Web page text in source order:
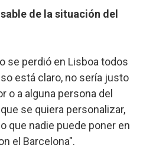
de la situación del
se perdió en Lisboa todos
está claro, no sería justo
o a alguna persona del
se quiera personalizar,
que nadie puede poner en
el Barcelona".